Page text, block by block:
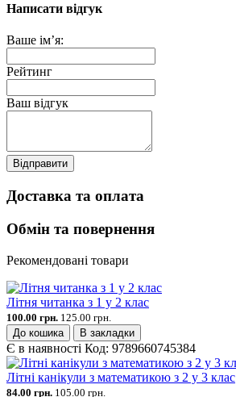
Написати відгук
Ваше ім’я:
Рейтинг
Ваш відгук
Відправити
Доставка та оплата
Обмін та повернення
Рекомендовані товари
Літня читанка з 1 у 2 клас
100.00 грн. 125.00 грн.
До кошика
В закладки
Є в наявності Код: 9789660745384
Літні канікули з математикою з 2 у 3 клас
84.00 грн. 105.00 грн.